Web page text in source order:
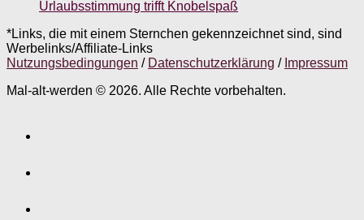
Urlaubsstimmung trifft Knobelspaß
*Links, die mit einem Sternchen gekennzeichnet sind, sind
Werbelinks/Affiliate-Links
Nutzungsbedingungen / Datenschutzerklärung / Impressum
Mal-alt-werden © 2026. Alle Rechte vorbehalten.